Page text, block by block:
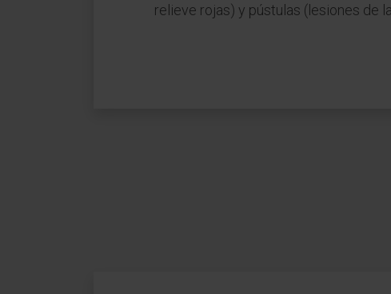
relieve rojas) y pústulas (lesiones de